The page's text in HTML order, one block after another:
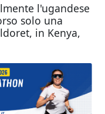
l'ugandese
solo una
in Kenya,